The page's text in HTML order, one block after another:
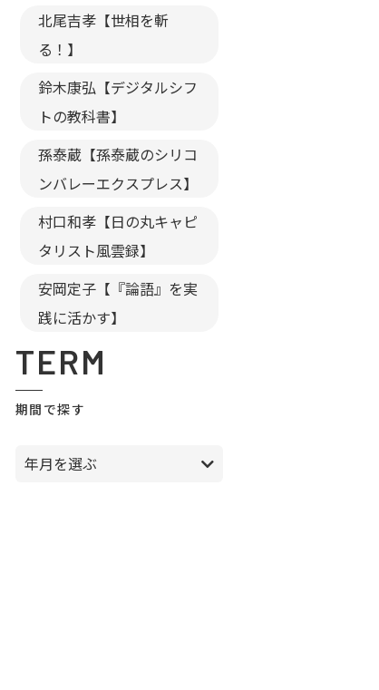
北尾吉孝【世相を斬
る！】
鈴木康弘【デジタルシフ
トの教科書】
孫泰蔵【孫泰蔵のシリコ
ンバレーエクスプレス】
村口和孝【日の丸キャピ
タリスト風雲録】
安岡定子【『論語』を実
践に活かす】
TERM
期間で探す
年月を選ぶ